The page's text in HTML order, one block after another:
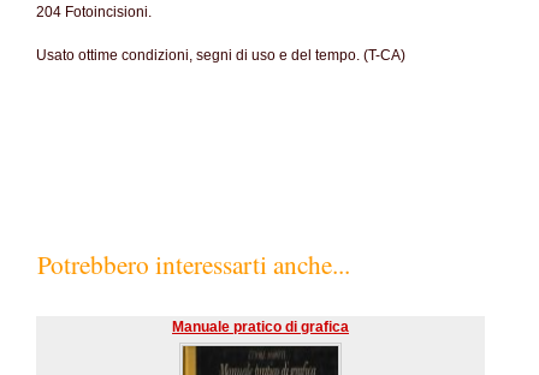
204 Fotoincisioni.
Usato ottime condizioni, segni di uso e del tempo. (T-CA)
Potrebbero interessarti anche...
Manuale pratico di grafica